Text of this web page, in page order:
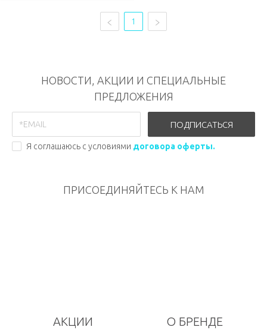
1
НОВОСТИ, АКЦИИ И СПЕЦИАЛЬНЫЕ
ПРЕДЛОЖЕНИЯ
ПОДПИСАТЬСЯ
Я соглашаюсь с условиями договора оферты.
ПРИСОЕДИНЯЙТЕСЬ К НАМ
АКЦИИ О БРЕНДЕ